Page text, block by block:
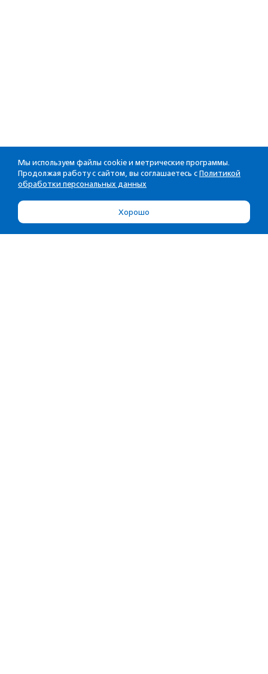
Мы используем файлы cookie и метрические программы.
Продолжая работу с сайтом, вы соглашаетесь с Политикой
обработки персональных данных
Хорошо